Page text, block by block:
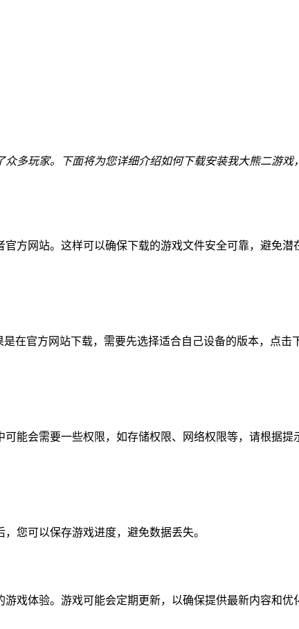
多玩家。下面将为您详细介绍如何下载安装我大熊二游戏
方网站。这样可以确保下载的游戏文件安全可靠，避免潜
在官方网站下载，需要先选择适合自己设备的版本，点击
能会需要一些权限，如存储权限、网络权限等，请根据提
您可以保存游戏进度，避免数据丢失。
戏体验。游戏可能会定期更新，以确保提供最新内容和优